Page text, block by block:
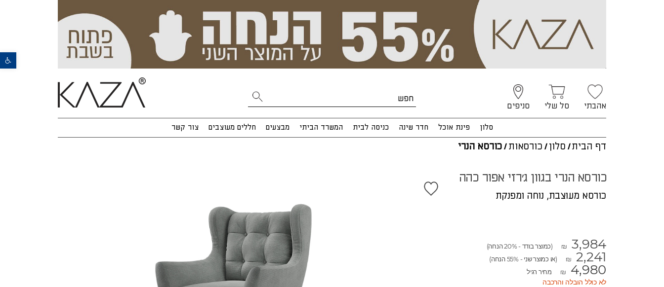
פתח סרגל נגישות
אהבתי סל שלי סניפים
סלון פינת אוכל חדר שינה כניסה לבית המשרד הביתי מבצעים חללים מעוצבים צור קשר
דף הבית/ סלון / כורסאות/כורסא הנרי
כורסא הנרי בגוון ג'רזי אפור כהה
כורסא מעוצבת, נוחה ומפנקת
₪ 3,984 (כמוצר בודד - 20% הנחה)
₪ 2,241 (או כמוצר שני - 55% הנחה)
₪ 4,980 מחיר רגיל
לא כולל הובלה והרכבה